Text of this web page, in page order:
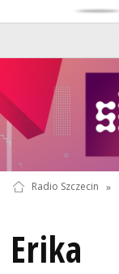
Radio Szczecin »
Erika